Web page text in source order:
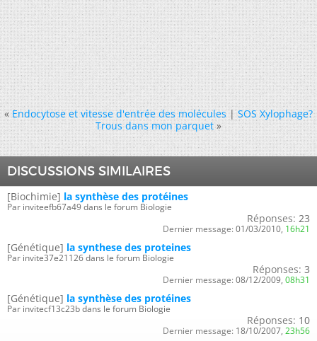
« Endocytose et vitesse d'entrée des molécules|SOS Xylophage?
Trous dans mon parquet »
DISCUSSIONS SIMILAIRES
[Biochimie] la synthèse des protéines
Par inviteefb67a49 dans le forum Biologie
Réponses: 23
Dernier message: 01/03/2010, 16h21
[Génétique] la synthese des proteines
Par invite37e21126 dans le forum Biologie
Réponses: 3
Dernier message: 08/12/2009, 08h31
[Génétique] la synthèse des protéines
Par invitecf13c23b dans le forum Biologie
Réponses: 10
Dernier message: 18/10/2007, 23h56